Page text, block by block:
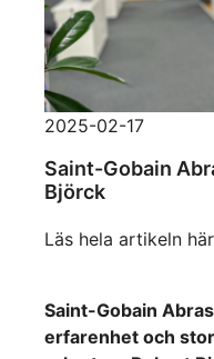
2025-02-17
Saint-Gobain
Björck
Läs hela artikeln här
Saint-Gobain
erfarenhet och